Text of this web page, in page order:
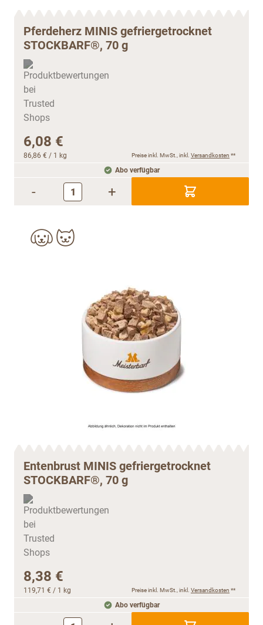
Pferdeherz MINIS gefriergetrocknet
STOCKBARF®, 70 g
6,08 €
86,86 € / 1 kg Preise inkl. MwSt., inkl. Versandkosten **
Abo verfügbar
- +
Entenbrust MINIS gefriergetrocknet
STOCKBARF®, 70 g
8,38 €
119,71 € / 1 kg Preise inkl. MwSt., inkl. Versandkosten **
Abo verfügbar